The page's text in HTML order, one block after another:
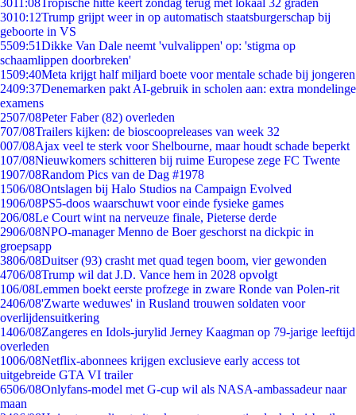
3011:08Tropische hitte keert zondag terug met lokaal 32 graden
3010:12Trump grijpt weer in op automatisch staatsburgerschap bij
geboorte in VS
5509:51Dikke Van Dale neemt 'vulvalippen' op: 'stigma op
schaamlippen doorbreken'
1509:40Meta krijgt half miljard boete voor mentale schade bij jongeren
2409:37Denemarken pakt AI-gebruik in scholen aan: extra mondelinge
examens
2507/08Peter Faber (82) overleden
707/08Trailers kijken: de bioscoopreleases van week 32
007/08Ajax veel te sterk voor Shelbourne, maar houdt schade beperkt
107/08Nieuwkomers schitteren bij ruime Europese zege FC Twente
1907/08Random Pics van de Dag #1978
1506/08Ontslagen bij Halo Studios na Campaign Evolved
1906/08PS5-doos waarschuwt voor einde fysieke games
206/08Le Court wint na nerveuze finale, Pieterse derde
2906/08NPO-manager Menno de Boer geschorst na dickpic in
groepsapp
3806/08Duitser (93) crasht met quad tegen boom, vier gewonden
4706/08Trump wil dat J.D. Vance hem in 2028 opvolgt
106/08Lemmen boekt eerste profzege in zware Ronde van Polen-rit
2406/08'Zwarte weduwes' in Rusland trouwen soldaten voor
overlijdensuitkering
1406/08Zangeres en Idols-jurylid Jerney Kaagman op 79-jarige leeftijd
overleden
1006/08Netflix-abonnees krijgen exclusieve early access tot
uitgebreide GTA VI trailer
6506/08Onlyfans-model met G-cup wil als NASA-ambassadeur naar
maan